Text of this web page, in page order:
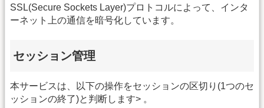
SSL(Secure Sockets Layer)プロトコルによって、インタ
ーネット上の通信を暗号化しています。
セッション管理
本サービスは、以下の操作をセッションの区切り(1つのセ
ッションの終了)と判断します> 。